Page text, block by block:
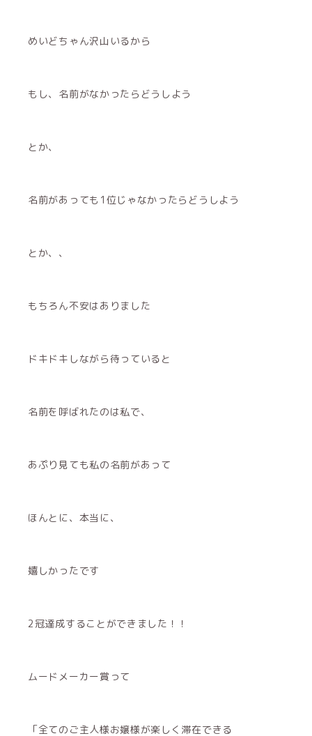
めいどちゃん沢山いるから
もし、名前がなかったらどうしよう
とか、
名前があっても1位じゃなかったらどうしよう
とか、、
もちろん不安はありました
ドキドキしながら待っていると
名前を呼ばれたのは私で、
あぷり見ても私の名前があって
ほんとに、本当に、
嬉しかったです
2冠達成することができました！！
ムードメーカー賞って
「全てのご主人様お嬢様が楽しく滞在できる